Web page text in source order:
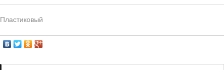
НОВИНКИ ДЛЯ ГОЛУБЕЙ
КОРМА ДЛЯ ПТИЦ
Пластиковый